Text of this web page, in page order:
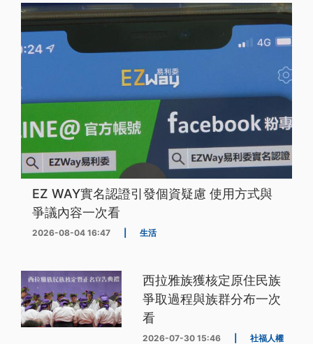
EZ WAY實名認證引發個資疑慮 使用方式與
爭議內容一次看
2026-08-04 16:47 生活
西拉雅族獲核定原住民族
爭取過程與族群分布一次
看
2026-07-30 15:46 社福人權